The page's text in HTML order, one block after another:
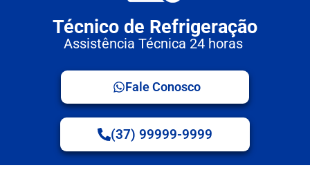
Técnico de Refrigeração
Assistência Técnica 24 horas
Fale Conosco
(37) 99999-9999